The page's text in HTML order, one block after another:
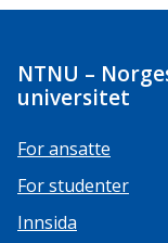
NTNU –
universitet
For ansatte
For studenter
Innsida